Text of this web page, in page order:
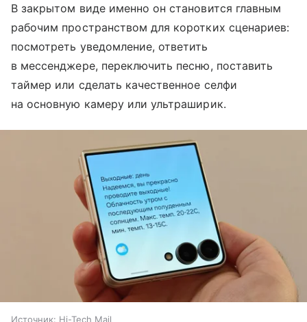
В закрытом виде именно он становится главным
рабочим пространством для коротких сценариев:
посмотреть уведомление, ответить
в мессенджере, переключить песню, поставить
таймер или сделать качественное селфи
на основную камеру или ультраширик.
Источник: Hi-Tech Mail